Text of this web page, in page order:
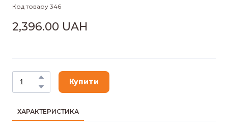
Код товару 346
2,396.00 UAH
Купити
ХАРАКТЕРИСТИКА